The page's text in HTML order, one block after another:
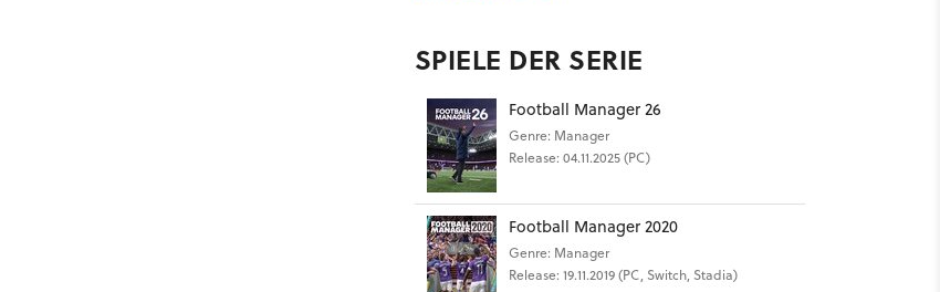
SPIELE DER SERIE
Football Manager 26
Genre: Manager
Release: 04.11.2025 (PC)
Football Manager 2020
Genre: Manager
Release: 19.11.2019 (PC, Switch, Stadia)